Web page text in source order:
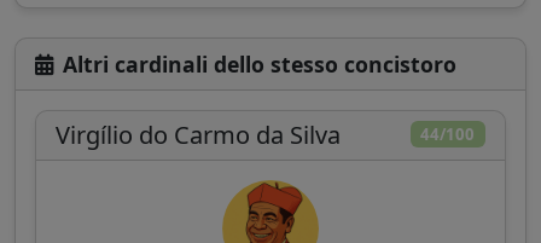
Altri cardinali dello stesso concistoro
44/100
Virgílio do Carmo da Silva